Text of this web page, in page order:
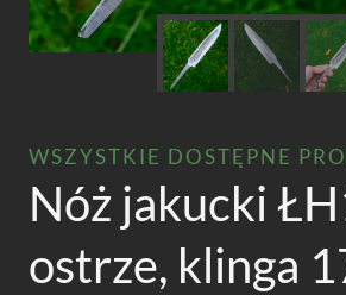
WSZYSTKIE DOSTĘPNE
Nóż jakucki
ostrze, klinga